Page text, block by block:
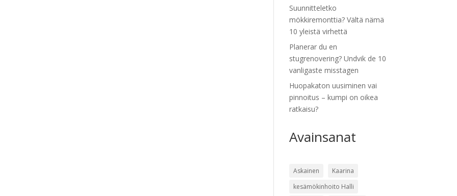
Suunnitteletko
mökkiremonttia? Vältä nämä
10 yleistä virhettä
Planerar du en
stugrenovering? Undvik de 10
vanligaste misstagen
Huopakaton uusiminen vai
pinnoitus – kumpi on oikea
ratkaisu?
Avainsanat
Askainen
Kaarina
kesämökinhoito Halli